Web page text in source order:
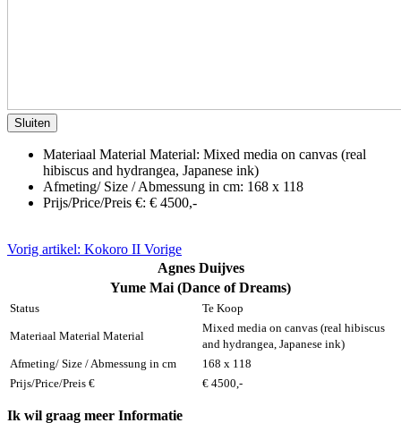
Sluiten
Materiaal Material Material: Mixed media on canvas (real
hibiscus and hydrangea, Japanese ink)
Afmeting/ Size / Abmessung in cm: 168 x 118
Prijs/Price/Preis €: € 4500,-
Vorig artikel: Kokoro II Vorige
Agnes Duijves
Yume Mai (Dance of Dreams)
Status Te Koop
Materiaal Material Material
Mixed media on canvas (real hibiscus
and hydrangea, Japanese ink)
Afmeting/ Size / Abmessung in cm
168 x 118
Prijs/Price/Preis €
€ 4500,-
Ik wil graag meer Informatie